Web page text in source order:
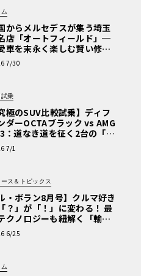
ントを、細かな組み立ての
。
ですが、僕個人が意識して
する箇所を考え、ワンポイ
やるようにして、全体の緊
しています。そして最後
（笑）。 やはり完全再現は
めに、実際にはない配線や
を施していくのですが、今
組み込みが独特で、シャシー
込みます。よって、どうし
からメルセデスが集う埼玉
店「オートフィールド」─
車を末永く楽しむ賢い修理
、プロがフックス製オイル
ぶ理由〈PR〉
7/30
乗
究極のSUV比較試乗】ディフ
ダーOCTAブラック vs AMG
：道なき道を征く2台の「対
アプローチ」
7/1
ス＆トピックス
ル・ボラン8月号】クルマ好き
？」が「！」に変わる！ 最
クノロジーも紐解く「輸入
」
6/25